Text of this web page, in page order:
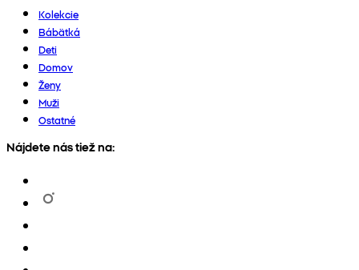
Kolekcie
Bábätká
Deti
Domov
Ženy
Muži
Ostatné
Nájdete nás tiež na: